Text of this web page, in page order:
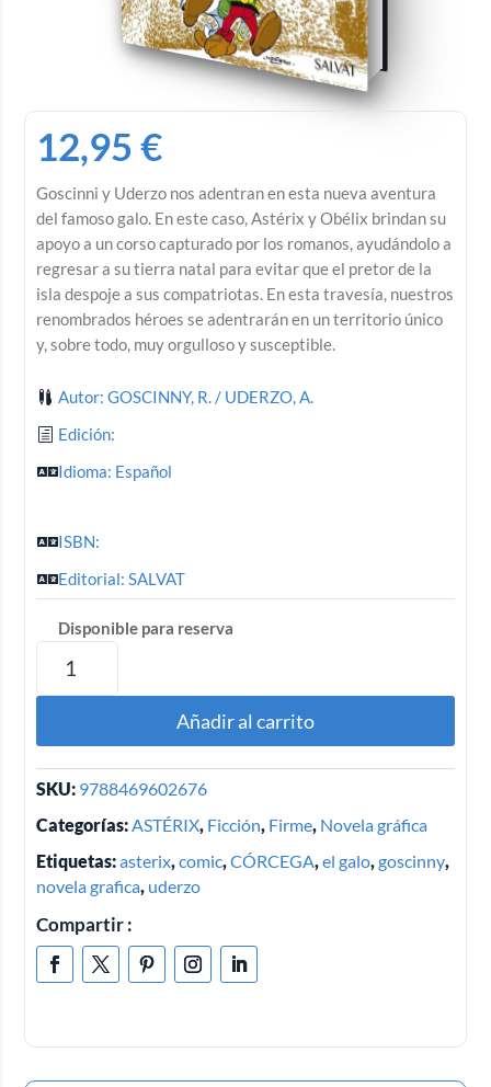
12,95€
Goscinni y Uderzo nos adentran en esta nueva aventura
del famoso galo. En este caso, Astérix y Obélix brindan su
apoyo a un corso capturado por los romanos, ayudándolo a
regresar a su tierra natal para evitar que el pretor de la
isla despoje a sus compatriotas. En esta travesía, nuestros
renombrados héroes se adentrarán en un territorio único
y, sobre todo, muy orgulloso y susceptible.
Autor: GOSCINNY, R. / UDERZO, A.
Edición:
Idioma: Español
ISBN:
Editorial: SALVAT
Disponible para reserva
Añadir al carrito
SKU: 9788469602676
Categorías: ASTÉRIX, Ficción, Firme, Novela gráfica
Etiquetas:asterix,comic,CÓRCEGA,el galo,goscinny,
novela grafica, uderzo
Compartir :